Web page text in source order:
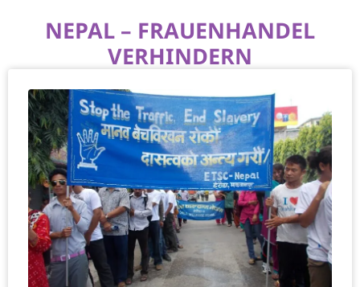
NEPAL – FRAUENHANDEL
VERHINDERN